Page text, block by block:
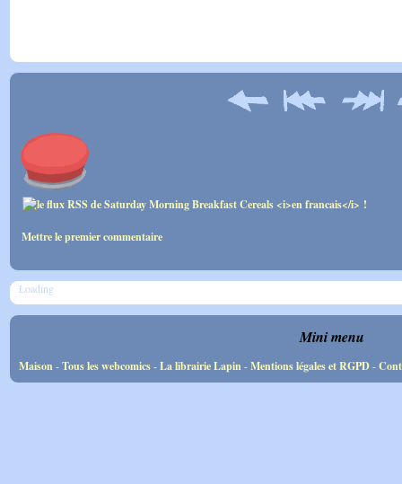
Mettre le premier commentaire
Loading
Mini menu
Maison-Tous les webcomics-La librairie Lapin-Mentions légales et RGPD-